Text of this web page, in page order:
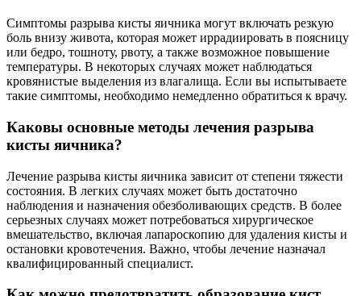
Симптомы разрыва кисты яичника могут включать резкую
боль внизу живота, которая может иррадиировать в поясницу
или бедро, тошноту, рвоту, а также возможное повышение
температуры. В некоторых случаях может наблюдаться
кровянистые выделения из влагалища. Если вы испытываете
такие симптомы, необходимо немедленно обратиться к врачу.
Каковы основные методы лечения разрыва
кисты яичника?
Лечение разрыва кисты яичника зависит от степени тяжести
состояния. В легких случаях может быть достаточно
наблюдения и назначения обезболивающих средств. В более
серьезных случаях может потребоваться хирургическое
вмешательство, включая лапароскопию для удаления кисты и
остановки кровотечения. Важно, чтобы лечение назначал
квалифицированный специалист.